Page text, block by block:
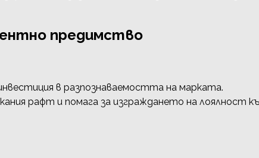
предимство
в разпознаваемостта на марката.
рафт и помага за изграждането на лоялност